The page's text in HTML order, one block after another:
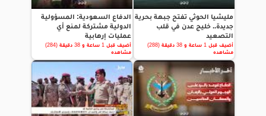
مليشيا الحوثي تفتح جبهة بحرية
جديدة.. خليج عدن في قلب
التصعيد
أضيف قبل 1 ساعة و 38 دقيقة (288)
مشاهده
الدفاع السعودية: المسؤولية
الدولية مشتركة لمنع أي
عمليات إرهابية
أضيف قبل 1 ساعة و 38 دقيقة (284)
مشاهده